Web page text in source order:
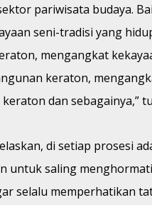
pariwisata budaya.
seni-tradisi yang
mengangkat
keraton,
dan sebagainya,”
di setiap prosesi
untuk saling
selalu memperhatikan